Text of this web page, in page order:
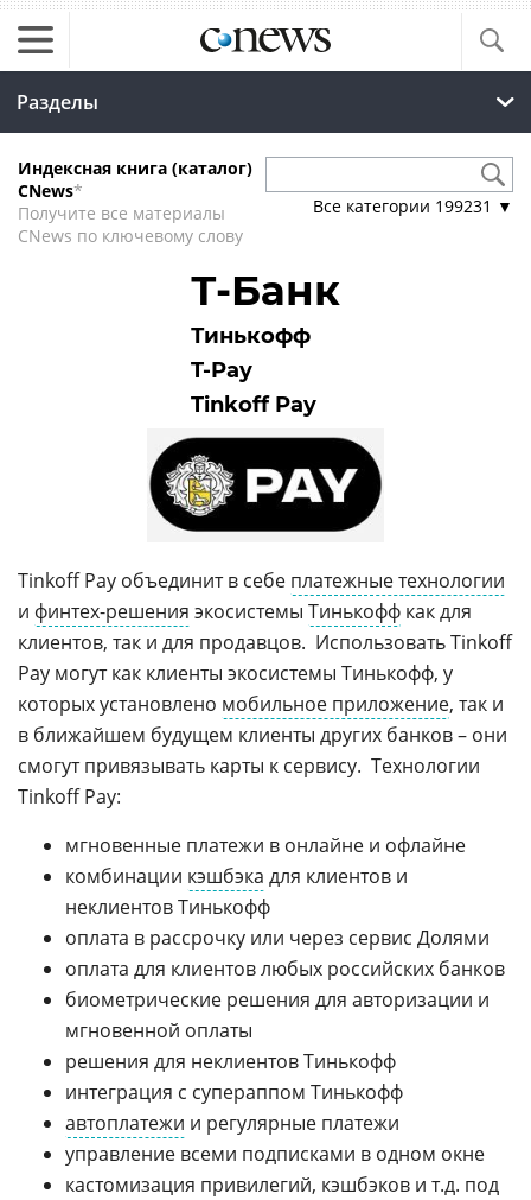
Разделы
Индексная книга (каталог)
CNews*
Получите все материалы
CNews по ключевому слову
Все категории 199231 ▼
Т-Банк
Тинькофф
T-Pay
Tinkoff Pay
Tinkoff Pay объединит в себе платежные технологии
и финтех-решения экосистемы Тинькофф как для
клиентов, так и для продавцов. Использовать Tinkoff
Pay могут как клиенты экосистемы Тинькофф, у
которых установлено мобильное приложение, так и
в ближайшем будущем клиенты других банков – они
смогут привязывать карты к сервису. Технологии
Tinkoff Pay:
мгновенные платежи в онлайне и офлайне
комбинации кэшбэка для клиентов и
неклиентов Тинькофф
оплата в рассрочку или через сервис Долями
оплата для клиентов любых российских банков
биометрические решения для авторизации и
мгновенной оплаты
решения для неклиентов Тинькофф
интеграция с супераппом Тинькофф
автоплатежи и регулярные платежи
управление всеми подписками в одном окне
кастомизация привилегий, кэшбэков и т.д. под